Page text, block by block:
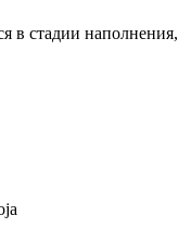
в стадии наполнения,